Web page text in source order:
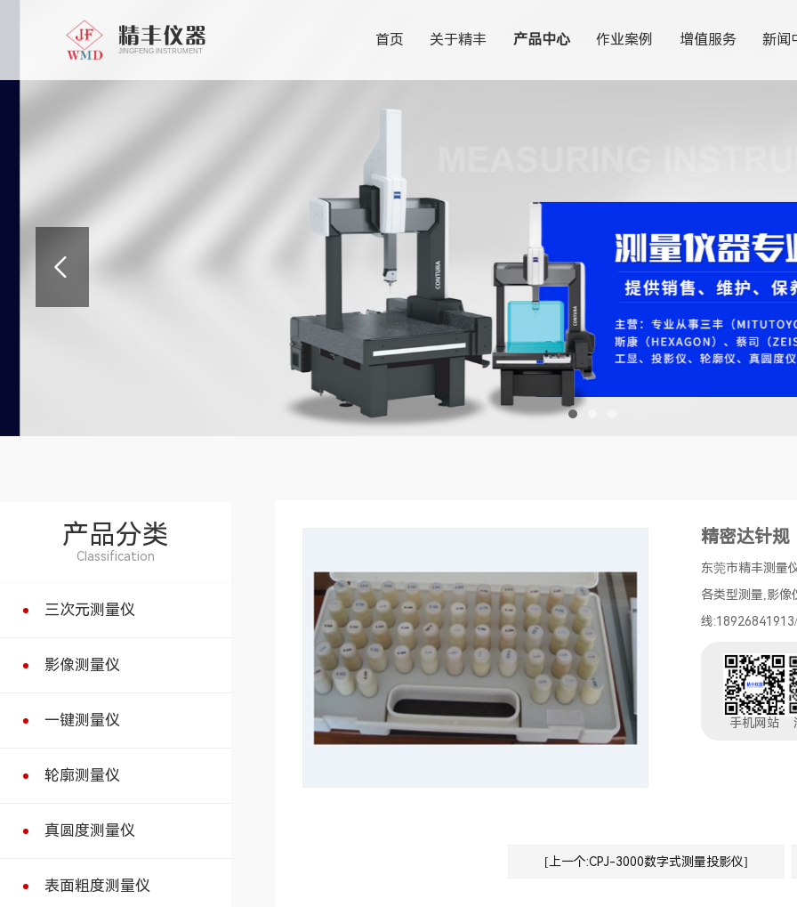
精丰仪器
JINGFENG INSTRUMENT
首页 关于精丰 产品中心 作业案例 增值服务 新闻

产品分类
Classification
三次元测量仪
影像测量仪
一键测量仪
轮廓测量仪
真圆度测量仪
表面粗度测量仪
精密达针规
东莞市精丰测量
各类型测量,影像
线
手机网站
[上一个:CPJ-3000数字式测量投影仪]